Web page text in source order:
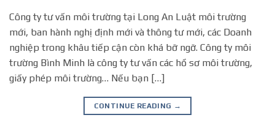
Công ty tư vấn môi trường tại Long An Luật môi trường
mới, ban hành nghị định mới và thông tư mới, các Doanh
nghiệp trong khâu tiếp cận còn khá bỡ ngỡ. Công ty môi
trường Bình Minh là công ty tư vấn các hồ sơ môi trường,
giấy phép môi trường… Nếu bạn […]
CONTINUE READING →